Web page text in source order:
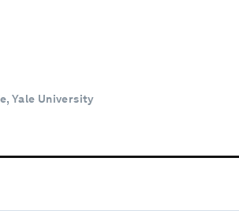
Yale University